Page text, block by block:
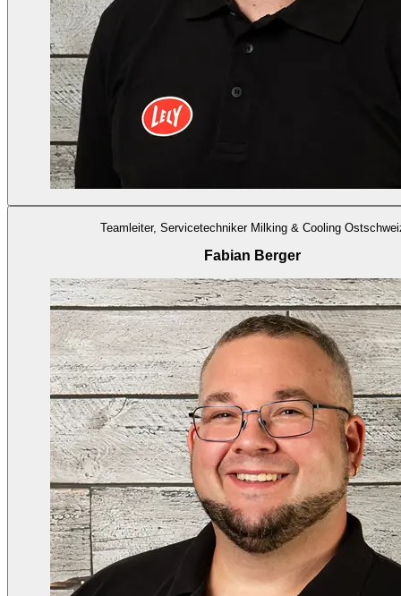
Teamleiter, Servicetechniker Milking & Cooling
Fabian Berger